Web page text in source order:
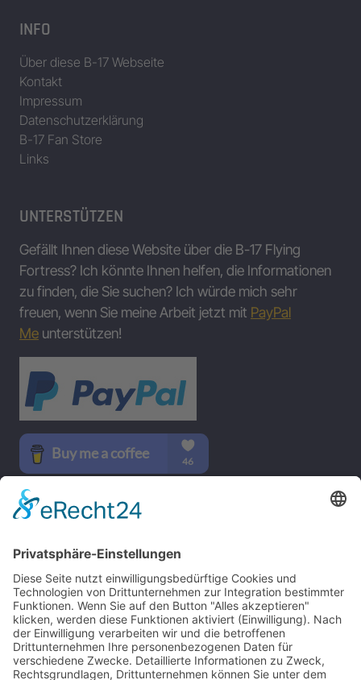
INFO
Über diese B-17 Webseite
Kontakt
Impressum
Datenschutzerklärung
B-17 Fan Store
Links
UNTERSTÜTZEN
Gefällt Ihnen diese Website über die B-17 Flying
Fortress? Ich könnte Ihnen helfen, die Informationen
zu finden, die Sie suchen? Ich würde mich sehr
freuen, wenn Sie meine Arbeit jetzt mit PayPal
Me unterstützen!
SOCIAL MEDIA
B-17 Bomber Flying Fortress – The Queen Of The Skies -
www.b17flyingfortress.de